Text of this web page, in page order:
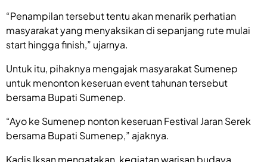
“Penampilan tersebut tentu akan menarik perhatian
masyarakat yang menyaksikan di sepanjang rute mulai
start hingga finish,” ujarnya.
Untuk itu, pihaknya mengajak masyarakat Sumenep
untuk menonton keseruan event tahunan tersebut
bersama Bupati Sumenep.
“Ayo ke Sumenep nonton keseruan Festival Jaran Serek
bersama Bupati Sumenep,” ajaknya.
Kadis Iksan mengatakan, kegiatan warisan budaya